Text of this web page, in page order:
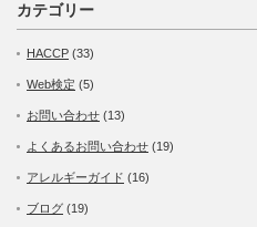
カテゴリー
HACCP (33)
Web検定 (5)
お問い合わせ (13)
よくあるお問い合わせ (19)
アレルギーガイド (16)
ブログ (19)